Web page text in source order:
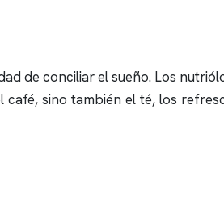
de conciliar el sueño. Los
sino también el té, los